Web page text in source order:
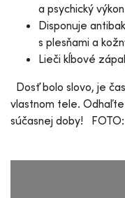
a psychický
Disponuje
s plesňami a
Lieči kĺbové
Dosť bolo slovo, je
vlastnom tele.
súčasnej doby!